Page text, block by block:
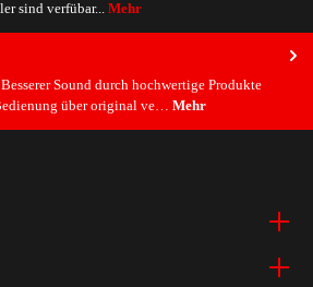
Sound durch hochwertige Produkte
über original ve… Mehr
sind verfübar... Mehr